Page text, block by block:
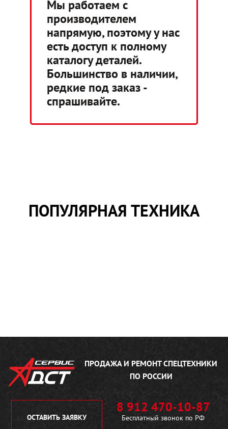
Мы работаем с
производителем
напрямую, поэтому у нас
есть доступ к полному
каталогу деталей.
Большинство в наличии,
редкие под заказ -
спрашивайте.
ПОПУЛЯРНАЯ ТЕХНИКА
ПРОДАЖА И РЕМОНТСПЕЦТЕХНИКИ
ПО РОССИИ
ОСТАВИТЬ ЗАЯВКУ
8 912 470-10-87
Бесплатный звонок по РФ